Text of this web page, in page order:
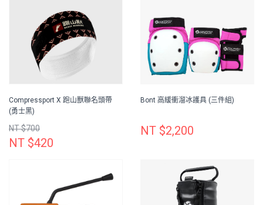
Compressport X 跑山獸聯名頭帶
(勇士黑)
NT $700
NT $420
Bont 高緩衝溜冰護具 (三件組)
NT $2,200